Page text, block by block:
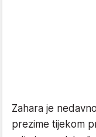
Zahara je
prezime tijekom